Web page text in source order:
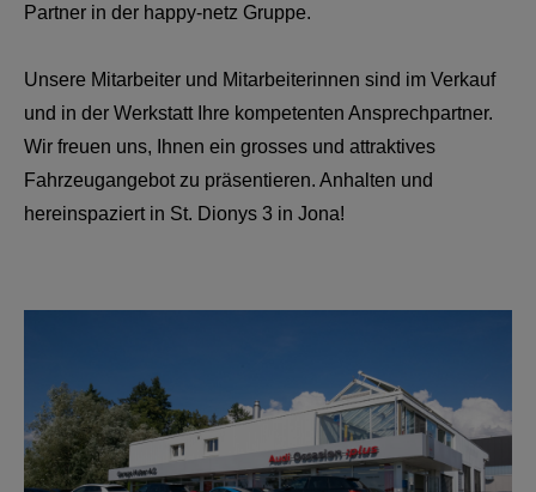
Partner in der happy-netz Gruppe.
Unsere Mitarbeiter und Mitarbeiterinnen sind im Verkauf
und in der Werkstatt Ihre kompetenten Ansprechpartner.
Wir freuen uns, Ihnen ein grosses und attraktives
Fahrzeugangebot zu präsentieren. Anhalten und
hereinspaziert in St. Dionys 3 in Jona!